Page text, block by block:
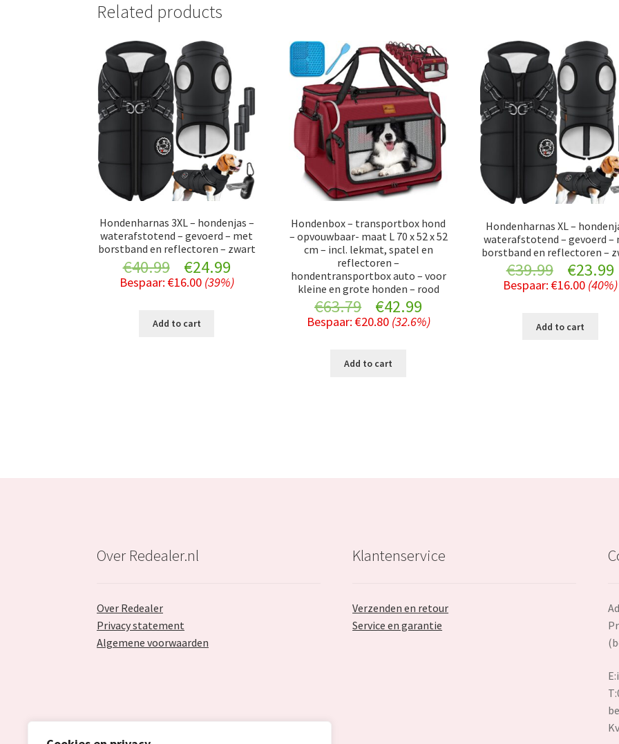
Related products
Hondenharnas 3XL – hondenjas –
waterafstotend – gevoerd – met
borstband en reflectoren – zwart
€40.99
Original
price
was:
€24.99Current
price
Bespaar: €16.00 (39%)
Add to cart
Hondenbox – transportbox hond
– opvouwbaar- maat L 70 x 52 x 52
cm – incl. lekmat, spatel en
reflectoren –
hondentransportbox auto – voor
kleine en grote honden – rood
€63.79
Original
price
was:
€42.99
price
Bespaar: €20.80 (32.6%)
Add to cart
Hondenharnas XL –
waterafstotend – gevoerd –
borstband en reflectoren –
€39.99
Original
price
was:
€23.99
Bespaar: €16.00 (40%)
Add to cart
Over Redealer.nl
Over Redealer
Privacy statement
Algemene voorwaarden
Klantenservice
Verzenden en retour
Service en garantie
E: